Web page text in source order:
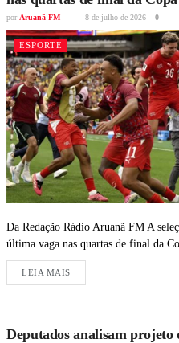
por Aruanã FM 8 de julho de 2026 0
ESPORTE
Da Redação Rádio Aruanã FM A
última vaga nas quartas de final da
LEIA MAIS
Deputados analisam